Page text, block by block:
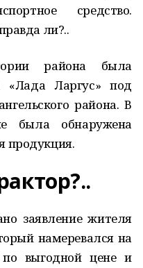
средство.
ли?..
района была
«Лада Ларгус» под
района. В
была обнаружена
продукция.
заявление жителя
намеревался на
по выгодной цене и